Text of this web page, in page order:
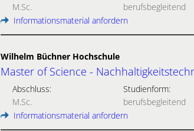
M.Sc.
berufsbegleitend
Informationsmaterial anfordern
Wilhelm Büchner Hochschule
Master of Science -
Abschluss:
M.Sc.
Studienform:
berufsbegleitend
Informationsmaterial anfordern